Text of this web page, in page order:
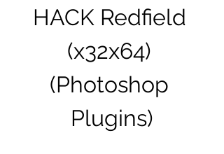
HACK Redfield
(x32x64)
(Photoshop
Plugins)